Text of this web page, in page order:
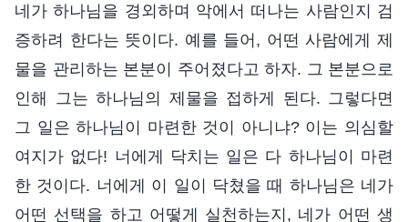
네가 하나님을 경외하며 악에서 떠나는 사람인지 검
증하려 한다는 뜻이다. 예를 들어, 어떤 사람에게 제
물을 관리하는 본분이 주어졌다고 하자. 그 본분으로
인해 그는 하나님의 제물을 접하게 된다. 그렇다면
그 일은 하나님이 마련한 것이 아니냐? 이는 의심할
여지가 없다! 너에게 닥치는 일은 다 하나님이 마련
한 것이다. 너에게 이 일이 닥쳤을 때 하나님은 네가
어떤 선택을 하고 어떻게 실천하는지, 네가 어떤 생